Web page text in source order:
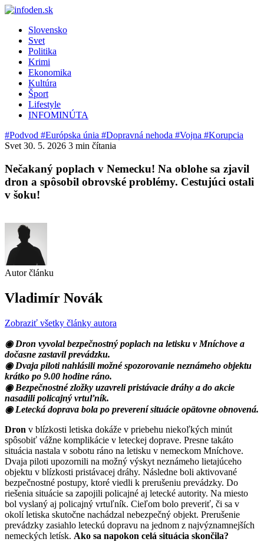
Slovensko
Svet
Politika
Krimi
Ekonomika
Kultúra
Šport
Lifestyle
INFOMINÚTA
#Podvod #Európska únia #Dopravná nehoda #Vojna #Korupcia
Svet 30. 5. 2026 3 min čítania
Nečakaný poplach v Nemecku! Na oblohe sa zjavil
dron a spôsobil obrovské problémy. Cestujúci ostali
v šoku!
Autor článku
Vladimír Novák
Zobraziť všetky články autora
◉ Dron vyvolal bezpečnostný poplach na letisku v Mníchove a
dočasne zastavil prevádzku.
◉ Dvaja piloti nahlásili možné spozorovanie neznámeho objektu
krátko po 9.00 hodine ráno.
◉ Bezpečnostné zložky uzavreli pristávacie dráhy a do akcie
nasadili policajný vrtuľník.
◉ Letecká doprava bola po preverení situácie opätovne obnovená.
Dron v blízkosti letiska dokáže v priebehu niekoľkých minút
spôsobiť vážne komplikácie v leteckej doprave. Presne takáto
situácia nastala v sobotu ráno na letisku v nemeckom Mníchove.
Dvaja piloti upozornili na možný výskyt neznámeho lietajúceho
objektu v blízkosti pristávacej dráhy. Následne boli aktivované
bezpečnostné postupy, ktoré viedli k prerušeniu prevádzky. Do
riešenia situácie sa zapojili policajné aj letecké autority. Na miesto
bol vyslaný aj policajný vrtuľník. Cieľom bolo preveriť, či sa v
okolí letiska skutočne nachádzal nebezpečný objekt. Prerušenie
prevádzky zasiahlo leteckú dopravu na jednom z najvýznamnejších
nemeckých letísk. Ako sa napokon celá situácia skončila?